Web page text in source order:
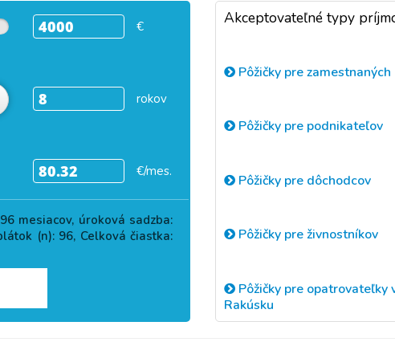
€
rokov
€/mes.
96mesiacov, úroková sadzba:
(n): 96, Celková čiastka:
Akceptovateľné typy
Pôžičky pre zamestnaných
Pôžičky pre podnikateľov
Pôžičky pre dôchodcov
Pôžičky pre živnostníkov
Pôžičky pre opatrovateľky
Rakúsku